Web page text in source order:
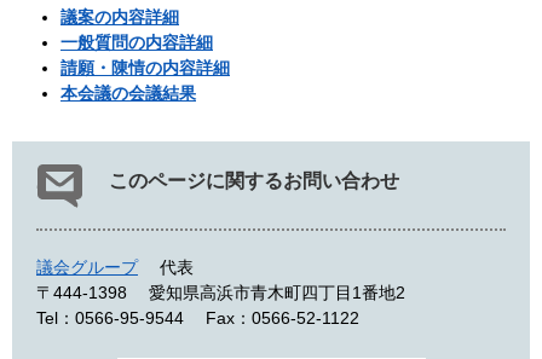
議案の内容詳細
一般質問の内容詳細
請願・陳情の内容詳細
本会議の会議結果
このページに関するお問い合わせ
議会グループ
代表
〒444-1398
愛知県高浜市青木町四丁目1番地2
Tel：0566-95-9544
Fax：0566-52-1122